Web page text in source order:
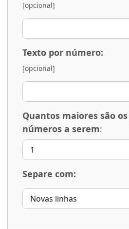
[opcional]
Texto por número:
[opcional]
Quantos maiores são
números a serem:
Separe com: